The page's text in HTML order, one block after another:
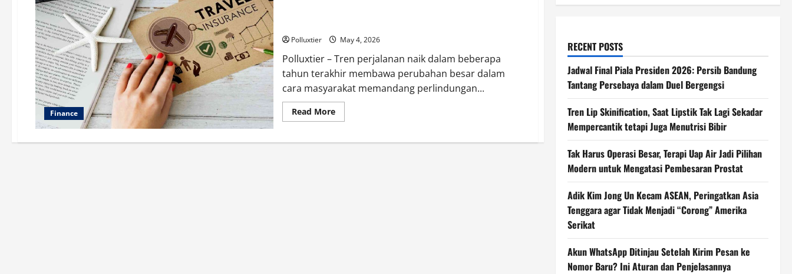
Finance
Polluxtier May 4, 2026
Polluxtier – Tren perjalanan naik dalam beberapa
tahun terakhir membawa perubahan besar dalam
cara masyarakat memandang perlindungan...
Read MoreRead
more
Perjalanan
RECENT POSTS
Jadwal Final Piala Presiden 2026: Persib Bandung
Tantang Persebaya dalam Duel Bergengsi
Tren Lip Skinification, Saat Lipstik Tak Lagi Sekadar
Mempercantik tetapi Juga Menutrisi Bibir
Tak Harus Operasi Besar, Terapi Uap Air Jadi Pilihan
Modern untuk Mengatasi Pembesaran Prostat
Adik Kim Jong Un Kecam ASEAN, Peringatkan Asia
Tenggara agar Tidak Menjadi “Corong” Amerika
Serikat
Akun WhatsApp Ditinjau Setelah Kirim Pesan ke
Nomor Baru? Ini Aturan dan Penjelasannya